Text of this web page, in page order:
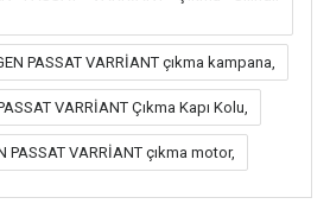
PASSAT VARRİANT çıkma kampana,
VARRİANT Çıkma Kapı Kolu,
PASSAT VARRİANT çıkma motor,